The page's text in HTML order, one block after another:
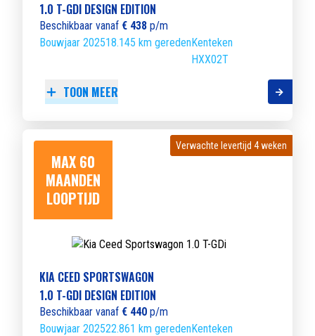
1.0 T-GDI DESIGN EDITION
Beschikbaar vanaf € 438 p/m
Bouwjaar 202518.145 km geredenKenteken
HXX02T
TOON MEER
MAX 60
MAANDEN
LOOPTIJD
Verwachte levertijd 4 weken
Verwachte levertijd 4 weken
KIA CEED SPORTSWAGON
1.0 T-GDI DESIGN EDITION
Beschikbaar vanaf € 440 p/m
Bouwjaar 202522.861 km geredenKenteken